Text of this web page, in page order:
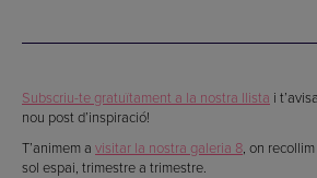
Subscriu-te gratuïtament a la nostra llista i
nou post d’inspiració!
T’animem a visitar la nostra galeria 8, on
sol espai, trimestre a trimestre.